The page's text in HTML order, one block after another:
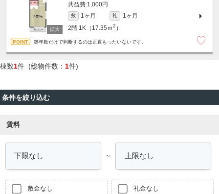
1,000円
敷 1ヶ月 礼
1ヶ月
2階 1K（17.35ｍ2 ）
築年数だけで判断するのは正直もったいないです。
棟数1件 (総物件数： 1件)
条件を絞り込む
賃料
～
敷金なし 礼金なし